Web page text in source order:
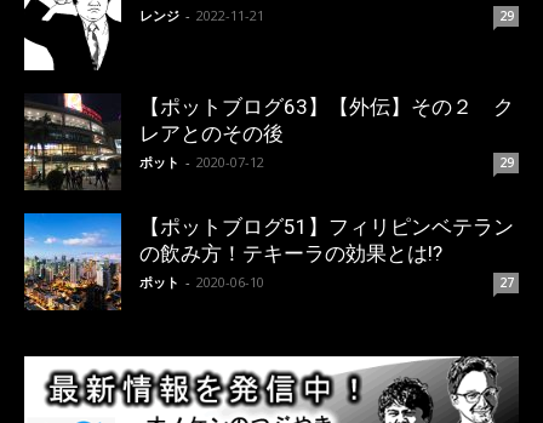
レンジ - 2022-11-21 29
【ポットブログ63】【外伝】その２ ク
レアとのその後
ポット - 2020-07-12 29
【ポットブログ51】フィリピンベテラン
の飲み方！テキーラの効果とは!?
ポット - 2020-06-10 27